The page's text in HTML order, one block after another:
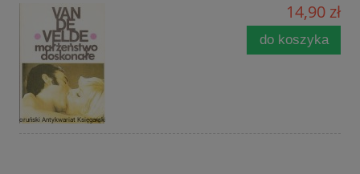
14,90 zł
do koszyka